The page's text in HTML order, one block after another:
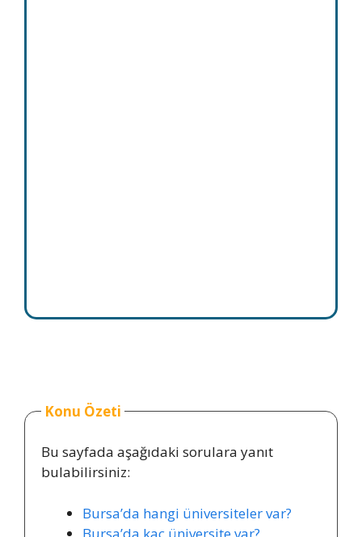
Konu Özeti
Bu sayfada aşağıdaki sorulara yanıt
bulabilirsiniz:
Bursa’da hangi üniversiteler var?
Bursa’da kaç üniversite var?